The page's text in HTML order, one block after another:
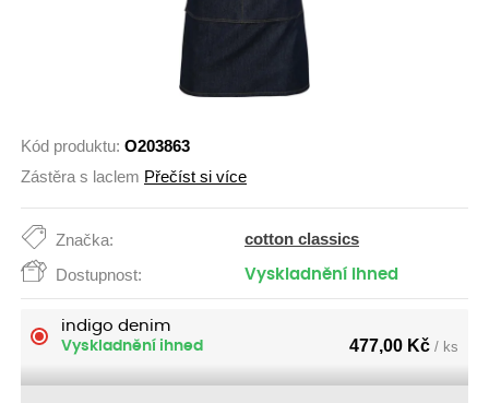
Kód produktu: O203863
Zástěra s laclem Přečíst si více
Značka: cotton classics
Dostupnost: Vyskladnění ihned
indigo denim
Vyskladnění ihned
477,00 Kč / ks